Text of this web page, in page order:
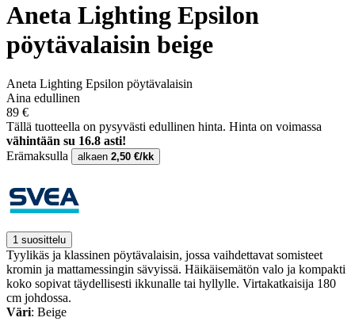
Aneta Lighting Epsilon
pöytävalaisin beige
Aneta Lighting Epsilon pöytävalaisin
Aina edullinen
89 €
Tällä tuotteella on pysyvästi edullinen hinta. Hinta on voimassa
vähintään su 16.8 asti!
Erämaksulla
alkaen 2,50 €/kk
1 suosittelu
Tyylikäs ja klassinen pöytävalaisin, jossa vaihdettavat somisteet
kromin ja mattamessingin sävyissä. Häikäisemätön valo ja kompakti
koko sopivat täydellisesti ikkunalle tai hyllylle. Virtakatkaisija 180
cm johdossa.
Väri: Beige